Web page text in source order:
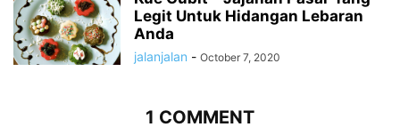
Legit Untuk Hidangan Lebaran
Anda
jalanjalan - October 7, 2020
1 COMMENT